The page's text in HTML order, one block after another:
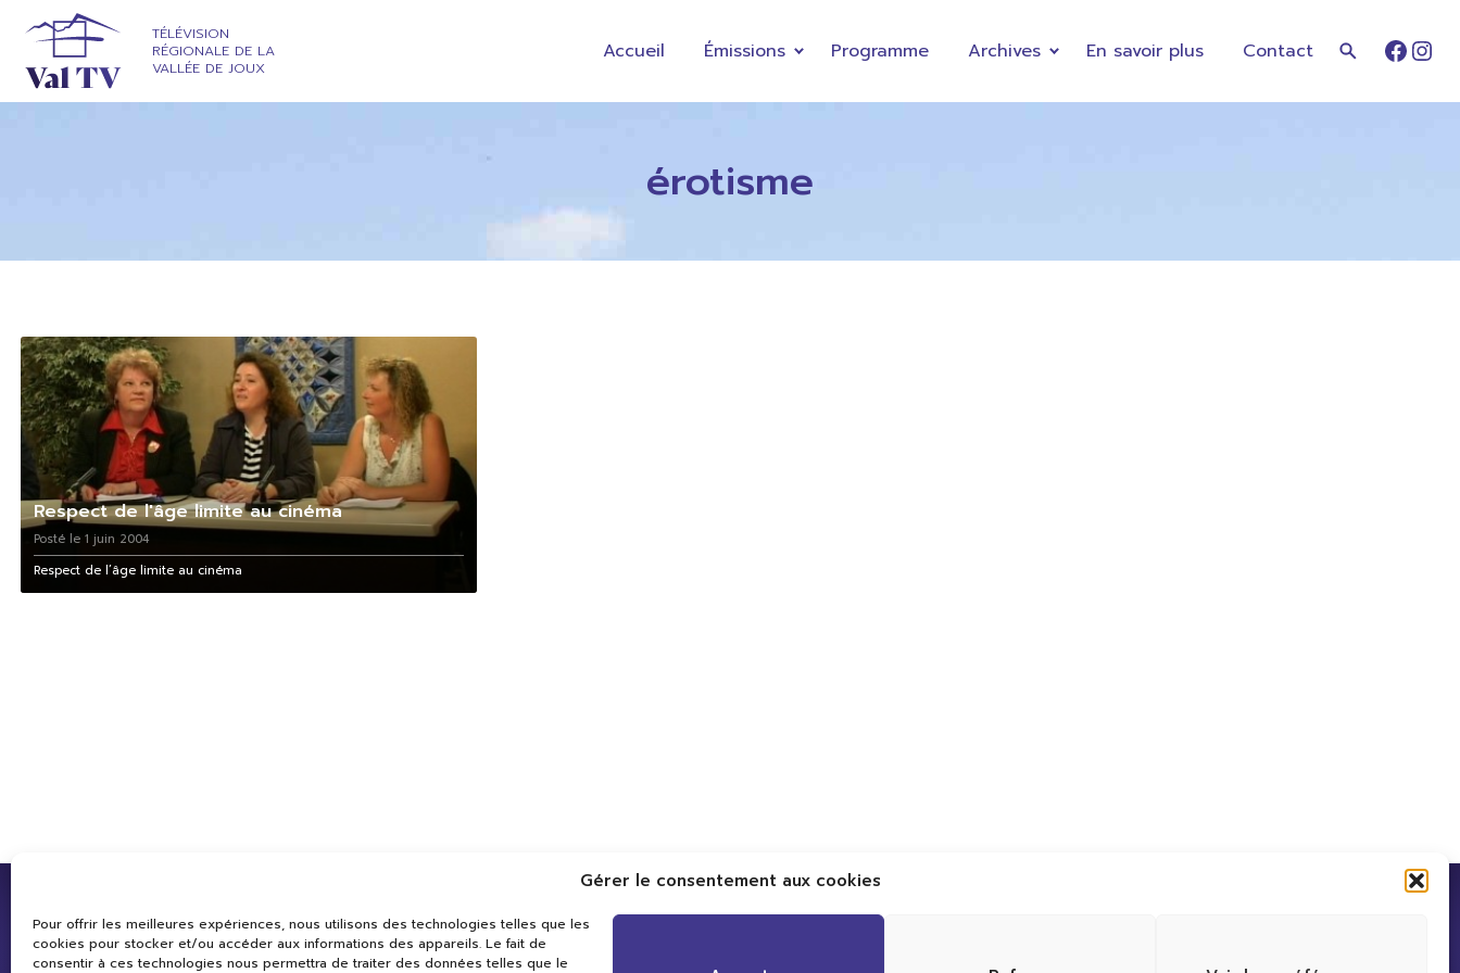
Gérer le consentement aux cookies
Pour offrir les meilleures expériences, nous utilisons des technologies telles que les
cookies pour stocker et/ou accéder aux informations des appareils. Le fait de
consentir à ces technologies nous permettra de traiter des données telles que le
TÉLÉVISION
RÉGIONALE DE LA
VALLÉE DE JOUX
Accueil Émissions Programme Archives En savoir plus Contact
érotisme
Respect de l'âge limite au cinéma
Posté le 1 juin 2004
Respect de l’âge limite au cinéma
Val TV